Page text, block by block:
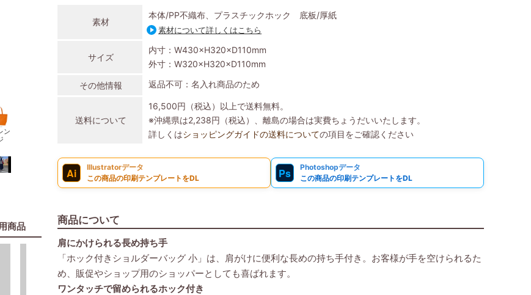
ン
商品
素材
本体/PP不織布、プラスチックホック 底板/厚紙
素材について詳しくはこちら
サイズ
内寸：W430×H320×D110mm
外寸：W320×H320×D110mm
その他情報 返品不可：名入れ商品のため
送料について
16,500円（税込）以上で送料無料。
※沖縄県は2,238円（税込）、離島の場合は実費ちょうだいいたします。
詳しくはショッピングガイドの送料についての項目をご確認ください
Ai
Illustratorデータ
この商品の印刷テンプレートをDL
Ps
Photoshopデータ
この商品の印刷テンプレートをDL
商品について
肩にかけられる長め持ち手
「ホック付きショルダーバッグ 小」は、肩がけに便利な長めの持ち手付き。お客様が手を空けられるた
め、販促やショップ用のショッパーとしても喜ばれます。
ワンタッチで留められるホック付き